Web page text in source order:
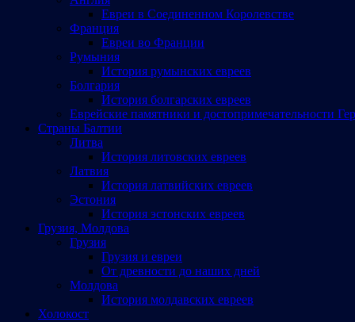
Евреи в Соединенном Королевстве
Франция
Евреи во Франции
Румыния
История румынских евреев
Болгария
История болгарских евреев
Еврейские памятники и достопримечательности
Страны Балтии
Литва
История литовских евреев
Латвия
История латвийских евреев
Эстония
История эстонских евреев
Грузия, Молдова
Грузия
Грузия и евреи
От древности до наших дней
Молдова
История молдавских евреев
Холокост